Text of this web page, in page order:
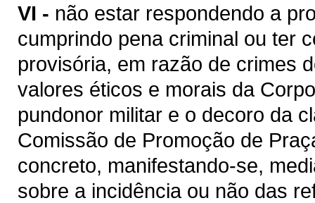
VI - não estar respondendo a
cumprindo pena criminal ou ter
provisória, em razão de crimes
valores éticos e morais da
pundonor militar e o decoro da
Comissão de Promoção de
concreto, manifestando-se,
sobre a incidência ou não das